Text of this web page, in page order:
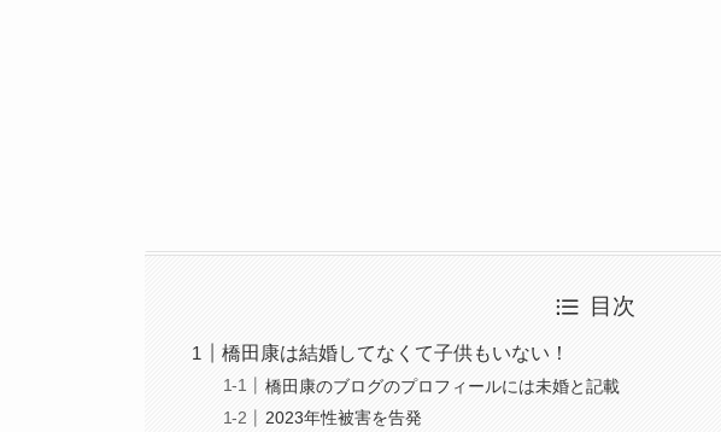
目次
橋田康は結婚してなくて子供もいない！
橋田康のブログのプロフィールには未婚と記載
2023年性被害を告発